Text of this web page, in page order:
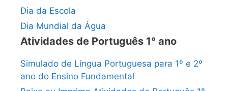
Dia da Escola
Dia Mundial da Água
Atividades de Português 1° ano
Simulado de Língua Portuguesa para 1º e 2º
ano do Ensino Fundamental